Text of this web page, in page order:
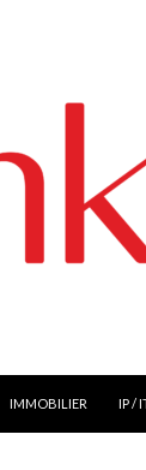
IMMOBILIER IP /